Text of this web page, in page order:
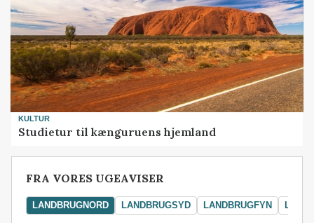
KULTUR
Studietur til kænguruens hjemland
FRA VORES UGEAVISER
LANDBRUGNORD LANDBRUGSYD LANDBRUGFYN